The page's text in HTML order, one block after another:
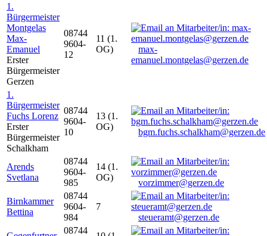
1.
Bürgermeister
Montgelas
Max-
Emanuel
Erster
Bürgermeister
Gerzen
08744
9604-
12
11 (1.
OG)
max-
emanuel.montgelas@gerzen.de
1.
Bürgermeister
Fuchs Lorenz
Erster
Bürgermeister
Schalkham
08744
9604-
10
13 (1.
OG)
bgm.fuchs.schalkham@gerzen.de
Arends
Svetlana
08744
9604-
985
14 (1.
OG)
vorzimmer@gerzen.de
Birnkammer
Bettina
08744
9604-
984
7
steueramt@gerzen.de
08744